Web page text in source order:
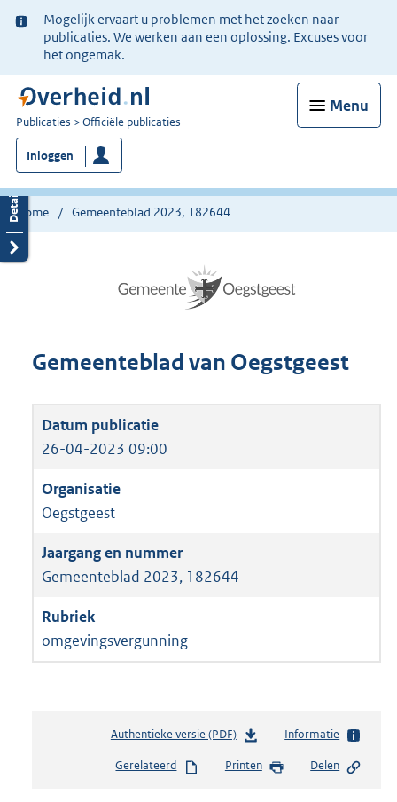
Ter
informatie:
Mogelijk ervaart u problemen met het zoeken naar
publicaties. We werken aan een oplossing. Excuses voor
het ongemak.
Menu
U
bent
nu
hier:
Publicaties Officiële publicaties
Inloggen
Home Gemeenteblad 2023, 182644
Gemeenteblad van Oegstgeest
26-04-2023 09:00
Oegstgeest
Gemeenteblad 2023, 182644
omgevingsvergunning
Authentieke versie (PDF)b
s
Informatie
Gerelateerd Printen Delen